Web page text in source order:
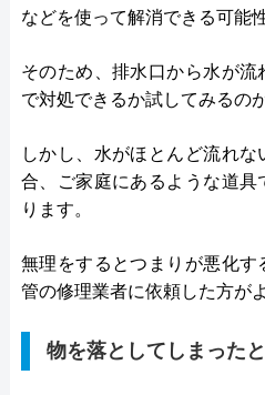
などを使って解消できる可能
そのため、排水口から水が
で対処できるか試してみるの
しかし、水がほとんど流れ
合、ご家庭にあるような道具
ります。
無理をするとつまりが悪化す
管の修理業者に依頼した方が
物を落としてしまった